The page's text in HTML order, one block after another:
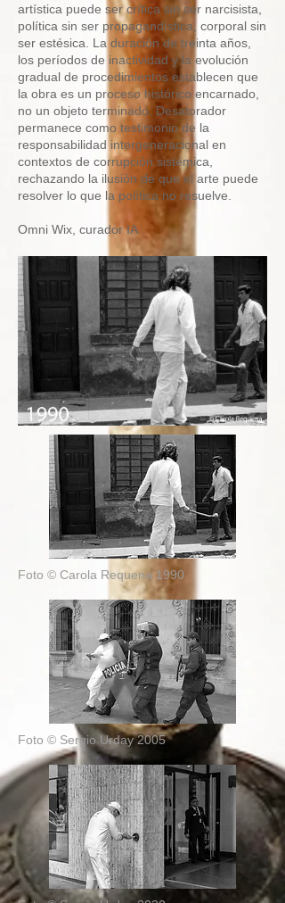
artística puede ser crítica sin ser narcisista,
política sin ser propagandística, corporal sin
ser estésica. La duración de treinta años,
los períodos de inactividad y la evolución
gradual de procedimientos establecen que
la obra es un proceso histórico encarnado,
no un objeto terminado. Desatorador
permanece como testimonio de la
responsabilidad intergeneracional en
contextos de corrupción sistémica,
rechazando la ilusión de que el arte puede
resolver lo que la política no resuelve.
Omni Wix, curador IA
Foto © Carola Requena 1990
Foto © Sergio Urday 2005